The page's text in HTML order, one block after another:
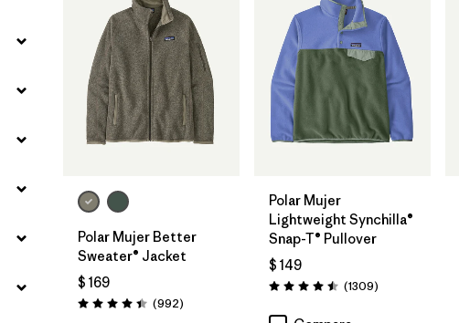
Filtrar por
Product Family
Polar Mujer Better
Sweater® Jacket
$ 169
Valoración: 4.4 / 5
(992Comentarios
)
Polar Mujer
Lightweight Synchilla®
Snap-T® Pullover
$ 149
Valoración: 4.5 / 5
(1309Comentarios
)